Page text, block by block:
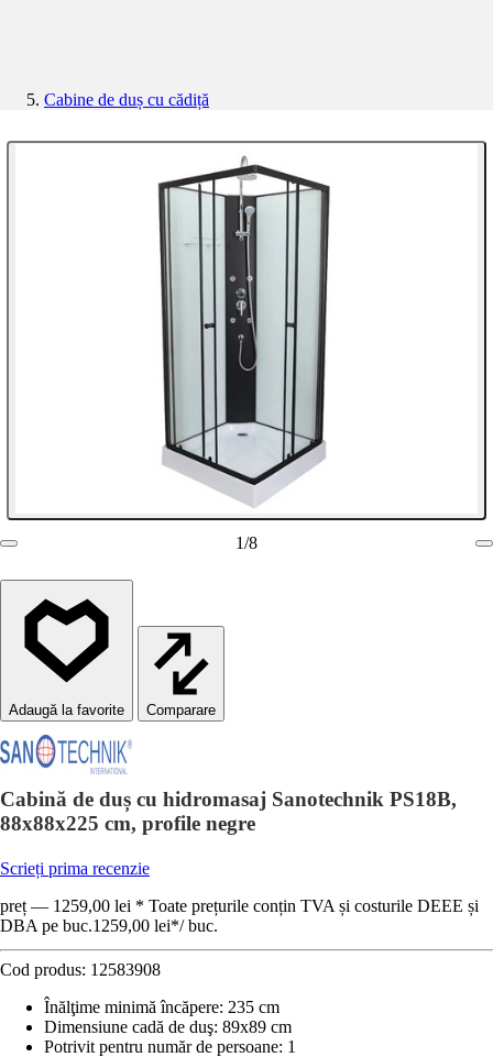
Cabine de duș cu cădiță
1/8
Comparare
Cabină de duș cu hidromasaj Sanotechnik PS18B,
88x88x225 cm, profile negre
Scrieți prima recenzie
preț — 1259,00 lei * Toate prețurile conțin TVA și costurile DEEE și
DBA pe buc.1259,00 lei*/ buc.
Cod produs: 12583908
Înălţime minimă încăpere: 235 cm
Dimensiune cadă de duş: 89x89 cm
Potrivit pentru număr de persoane: 1